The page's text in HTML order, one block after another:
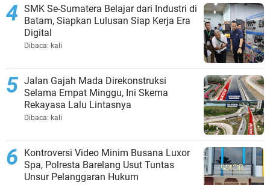
SMK Se-Sumatera Belajar dari Industri di
Batam, Siapkan Lulusan Siap Kerja Era
Digital
Dibaca: kali
Jalan Gajah Mada Direkonstruksi
Selama Empat Minggu, Ini Skema
Rekayasa Lalu Lintasnya
Dibaca: kali
Kontroversi Video Minim Busana Luxor
Spa, Polresta Barelang Usut Tuntas
Unsur Pelanggaran Hukum